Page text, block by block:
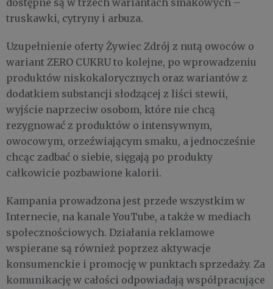
dostępne są w trzech wariantach smakowych –
truskawki, cytryny i arbuza.
Uzupełnienie oferty Żywiec Zdrój z nutą owoców o
wariant ZERO CUKRU to kolejne, po wprowadzeniu
produktów niskokalorycznych oraz wariantów z
dodatkiem substancji słodzącej z liści stewii,
wyjście naprzeciw osobom, które nie chcą
rezygnować z produktów o intensywnym,
owocowym, orzeźwiającym smaku, a jednocześnie
chcąc zadbać o siebie, sięgają po produkty
całkowicie pozbawione kalorii.
Kampania prowadzona jest przede wszystkim w
Internecie, na kanale YouTube, a także w mediach
społecznościowych. Działania reklamowe
wspierane są również poprzez aktywacje
konsumenckie i promocję w punktach sprzedaży. Za
komunikację w całości odpowiadają współpracujące